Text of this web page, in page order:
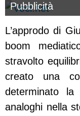
Pubblicità
L’approdo di
boom
stravolto
creato una
determinato
analoghi nella